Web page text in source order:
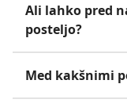
Ali lahko pred
posteljo?
Med kakšnimi